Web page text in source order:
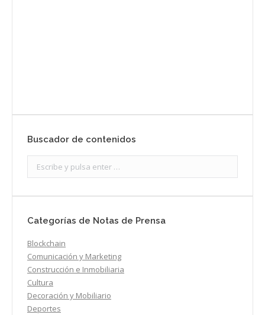
Buscador de contenidos
Categorías de Notas de Prensa
Blockchain
Comunicación y Marketing
Construcción e Inmobiliaria
Cultura
Decoración y Mobiliario
Deportes